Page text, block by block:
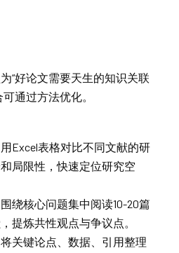
“好论文需要天生的知识关联
通过方法优化。
Excel表格对比不同文献的研
局限性，快速定位研究空
绕核心问题集中阅读10-20篇
提炼共性观点与争议点。
关键论点、数据、引用整理